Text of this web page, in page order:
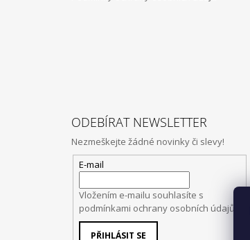
ODEBÍRAT NEWSLETTER
Nezmeškejte žádné novinky či slevy!
E-mail
Vložením e-mailu souhlasíte s
podmínkami ochrany osobních údajů
PŘIHLÁSIT SE